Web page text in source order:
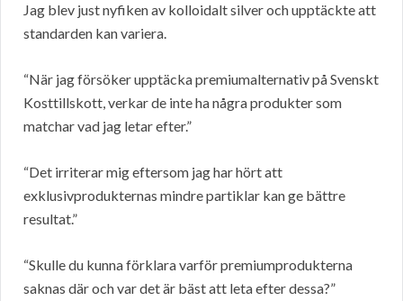
Jag blev just nyfiken av kolloidalt silver och upptäckte att
standarden kan variera.
“När jag försöker upptäcka premiumalternativ på Svenskt
Kosttillskott, verkar de inte ha några produkter som
matchar vad jag letar efter.”
“Det irriterar mig eftersom jag har hört att
exklusivprodukternas mindre partiklar kan ge bättre
resultat.”
“Skulle du kunna förklara varför premiumprodukterna
saknas där och var det är bäst att leta efter dessa?”